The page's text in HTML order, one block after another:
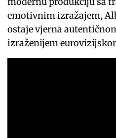
emotivnim izražajem,
ostaje vjerna
izraženijem